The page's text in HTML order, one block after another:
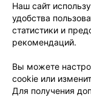
Наш сайт
удобства
статистики и
рекомендаций.
Вы можете
cookie или
Для получения